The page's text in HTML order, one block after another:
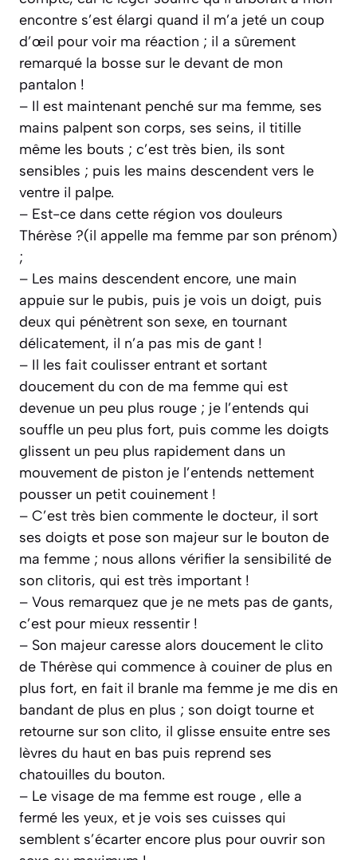
encontre s’est élargi quand il m’a jeté un coup
d’œil pour voir ma réaction ; il a sûrement
remarqué la bosse sur le devant de mon
pantalon !
– Il est maintenant penché sur ma femme, ses
mains palpent son corps, ses seins, il titille
même les bouts ; c’est très bien, ils sont
sensibles ; puis les mains descendent vers le
ventre il palpe.
– Est-ce dans cette région vos douleurs
Thérèse ?(il appelle ma femme par son prénom)
;
– Les mains descendent encore, une main
appuie sur le pubis, puis je vois un doigt, puis
deux qui pénètrent son sexe, en tournant
délicatement, il n’a pas mis de gant !
– Il les fait coulisser entrant et sortant
doucement du con de ma femme qui est
devenue un peu plus rouge ; je l’entends qui
souffle un peu plus fort, puis comme les doigts
glissent un peu plus rapidement dans un
mouvement de piston je l’entends nettement
pousser un petit couinement !
– C’est très bien commente le docteur, il sort
ses doigts et pose son majeur sur le bouton de
ma femme ; nous allons vérifier la sensibilité de
son clitoris, qui est très important !
– Vous remarquez que je ne mets pas de gants,
c’est pour mieux ressentir !
– Son majeur caresse alors doucement le clito
de Thérèse qui commence à couiner de plus en
plus fort, en fait il branle ma femme je me dis en
bandant de plus en plus ; son doigt tourne et
retourne sur son clito, il glisse ensuite entre ses
lèvres du haut en bas puis reprend ses
chatouilles du bouton.
– Le visage de ma femme est rouge , elle a
fermé les yeux, et je vois ses cuisses qui
semblent s’écarter encore plus pour ouvrir son